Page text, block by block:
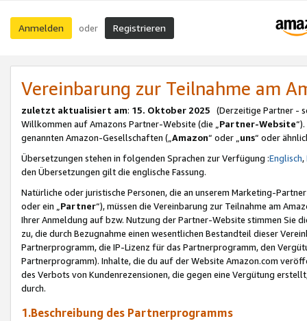
Anmelden oder Registrieren
Vereinbarung zur Teilnahme am
zuletzt aktualisiert am: 15. Oktober 2025 (Derzeitige Partner -
Willkommen auf Amazons Partner-Website (die „Partner-Website
genannten Amazon-Gesellschaften („Amazon“ oder „uns“ oder
Übersetzungen stehen in folgenden Sprachen zur Verfügung :Englisch,
den Übersetzungen gilt die englische Fassung.
Natürliche oder juristische Personen, die an unserem Marketing-
oder ein „Partner“), müssen die Vereinbarung zur Teilnahme am
Ihrer Anmeldung auf bzw. Nutzung der Partner-Website stimmen Sie
zu, die durch Bezugnahme einen wesentlichen Bestandteil dieser
Partnerprogramm, die IP-Lizenz für das Partnerprogramm, den
Partnerprogramm). Inhalte, die du auf der Website Amazon.com
des Verbots von Kundenrezensionen, die gegen eine Vergütung
durch.
1.Beschreibung des Partnerprogramms